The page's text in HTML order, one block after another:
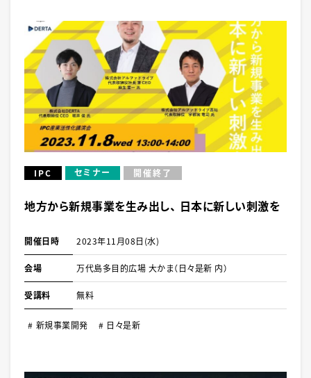
IPC セミナー 開催終了
地方から新規事業を生み出し、 日本に新しい刺激を
開催日時 2023年11月08日(水)
会場 万代島多⽬的広場 ⼤かま（日々是新 内）
受講料 無料
新規事業開発 日々是新